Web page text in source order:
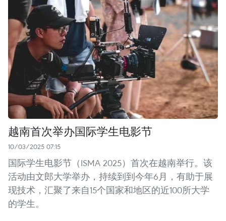
越南首次举办国际学生电影节
10/03/2025 07:15
国际学生电影节（ISMA 2025）首次在越南举行。该
活动由文郎大学举办，持续到到今年6月，有助于展
现技术，汇聚了来自15个国家和地区的近100所大学
的学生。